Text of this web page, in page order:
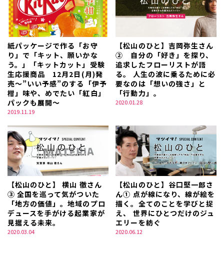
紙パッケージで作る「お守
り」で「キット、願いかな
う。」「キットカット」受験
生応援商品 12月2日(月)発
売～”いい予感”のする「伊予
柑」味や、めでたい「紅白」
パックも展開～
2019.11.19
【松山のひと】吉岡弥生さん
② 自分の「好き」を探り、
追求したフローリストが語
る。 人生の波に乗るために必
要なのは「想いの強さ」と
「行動力」。
2020.01.28
【松山のひと】 横山 徹さん
③ 全国を巡って気がついた
「地方の価値」。地域のプロ
デュースを手がける起業家が
見据える未来。
2020.03.04
【松山のひと】谷口堅一郎さ
ん① 点が線になり、線が絵を
描く。全てのことを学びと捉
え、 世界にひとつだけのジュ
エリーを紡ぐ
2020.06.12